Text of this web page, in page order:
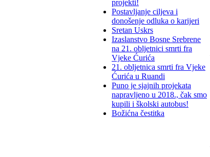
projekti!
Postavljanje ciljeva i
donošenje odluka o karijeri
Sretan Uskrs
Izaslanstvo Bosne Srebrene
na 21. obljetnici smrti fra
Vjeke Ćurića
21. obljetnica smrti fra Vjeke
Ćurića u Ruandi
Puno je sjajnih projekata
napravljeno u 2018., čak smo
kupili i školski autobus!
Božićna čestitka